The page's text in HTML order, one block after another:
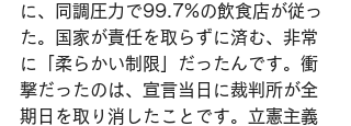
に、同調圧力で99.7%の飲食店が従っ
た。国家が責任を取らずに済む、非常
に「柔らかい制限」だったんです。衝
撃だったのは、宣言当日に裁判所が全
期日を取り消したことです。立憲主義